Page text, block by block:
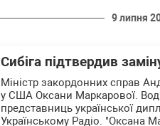
9 липня
Сибіга підтвердив
Міністр закордонних справ
у США Оксани Маркарової.
представниць української
Українському Радіо. "Оксана